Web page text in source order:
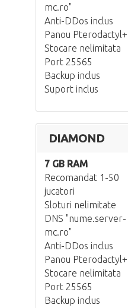
mc.ro"
Anti-DDos inclus
Panou Pterodactyl+
Stocare nelimitata
Port 25565
Backup inclus
Suport inclus
DIAMOND
7 GB RAM
Recomandat 1-50
jucatori
Sloturi nelimitate
DNS "nume.server-
mc.ro"
Anti-DDos inclus
Panou Pterodactyl+
Stocare nelimitata
Port 25565
Backup inclus